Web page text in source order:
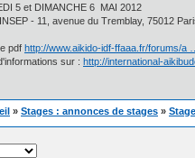
5 et DIMANCHE 6 MAI 2012
- 11, avenue du Tremblay, 75012
pdf http://www.aikido-idf-ffaaa.fr/forums/a
sur : http://international-
» Stages : annonces de stages »